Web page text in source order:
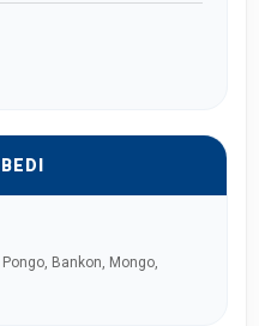
Bankon, Mongo,